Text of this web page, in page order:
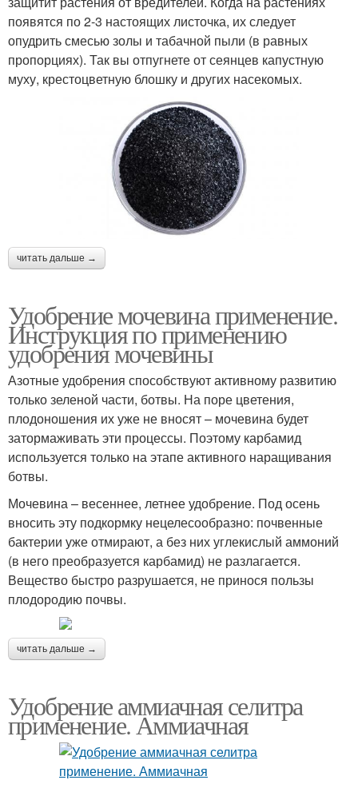
появятся по 2-3 настоящих листочка, их следует
опудрить смесью золы и табачной пыли (в равных
пропорциях). Так вы отпугнете от сеянцев капустную
муху, крестоцветную блошку и других насекомых.
читать дальше →
Удобрение мочевина применение.
Инструкция по применению
удобрения мочевины
Азотные удобрения способствуют активному развитию
только зеленой части, ботвы. На поре цветения,
плодоношения их уже не вносят – мочевина будет
затормаживать эти процессы. Поэтому карбамид
используется только на этапе активного наращивания
ботвы.
Мочевина – весеннее, летнее удобрение. Под осень
вносить эту подкормку нецелесообразно: почвенные
бактерии уже отмирают, а без них углекислый аммоний
(в него преобразуется карбамид) не разлагается.
Вещество быстро разрушается, не принося пользы
плодородию почвы.
читать дальше →
Удобрение аммиачная селитра
применение. Аммиачная